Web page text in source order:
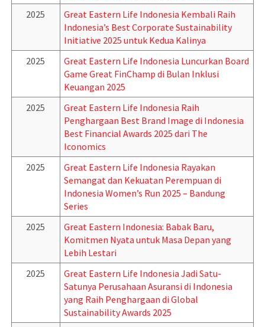
2025
Great Eastern Life Indonesia Kembali Raih
Indonesia’s Best Corporate Sustainability
Initiative 2025 untuk Kedua Kalinya
2025
Great Eastern Life Indonesia Luncurkan Board
Game Great FinChamp di Bulan Inklusi
Keuangan 2025
2025
Great Eastern Life Indonesia Raih
Penghargaan Best Brand Image di Indonesia
Best Financial Awards 2025 dari The
Iconomics
2025
Great Eastern Life Indonesia Rayakan
Semangat dan Kekuatan Perempuan di
Indonesia Women’s Run 2025 – Bandung
Series
2025
Great Eastern Indonesia: Babak Baru,
Komitmen Nyata untuk Masa Depan yang
Lebih Lestari
2025
Great Eastern Life Indonesia Jadi Satu-
Satunya Perusahaan Asuransi di Indonesia
yang Raih Penghargaan di Global
Sustainability Awards 2025